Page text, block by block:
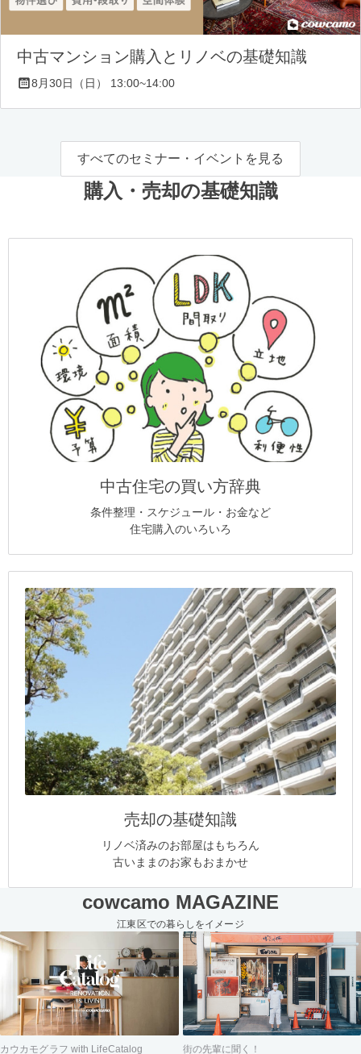
中古マンション購入とリノベの基礎知識
8月30日（日） 13:00~14:00
すべてのセミナー・イベントを見る
購入・売却の基礎知識
中古住宅の買い方辞典
条件整理・スケジュール・お金など
住宅購入のいろいろ
売却の基礎知識
リノベ済みのお部屋はもちろん
古いままのお家もおまかせ
cowcamo MAGAZINE
江東区での暮らしをイメージ
カウカモグラフ with LifeCatalog 街の先輩に聞く！